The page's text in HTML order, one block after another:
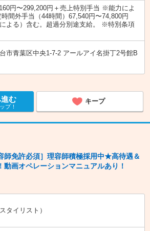
円〜299,200円＋売上特別手当 ※能力によ
間外手当（44時間）67,540円〜74,800円
による）含む。超過分別途支給。 ※特別条項
市青葉区中央1-7-2 アールアイ名掛丁2号館B
む
プ！
キープ
師免許必須］理容師積極採用中★高待遇＆
動画オペレーションマニュアルあり！
タイリスト）